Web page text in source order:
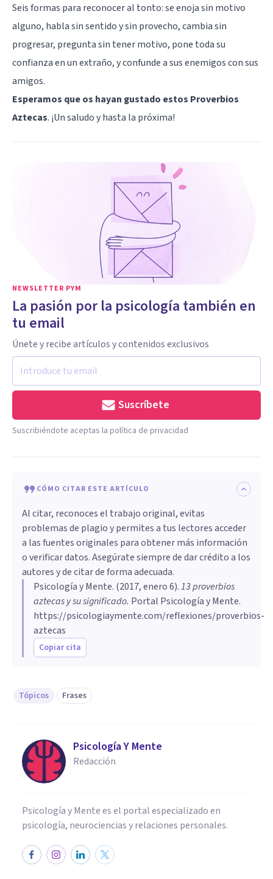
Seis formas para reconocer al tonto: se enoja sin motivo
alguno, habla sin sentido y sin provecho, cambia sin
progresar, pregunta sin tener motivo, pone toda su
confianza en un extraño, y confunde a sus enemigos con sus
amigos.
Esperamos que os hayan gustado estos Proverbios
Aztecas. ¡Un saludo y hasta la próxima!
NEWSLETTER PYM
La pasión por la psicología también en
tu email
Únete y recibe artículos y contenidos exclusivos
Suscríbete
Suscribiéndote aceptas la política de privacidad
CÓMO CITAR ESTE ARTÍCULO
Al citar, reconoces el trabajo original, evitas
problemas de plagio y permites a tus lectores acceder
a las fuentes originales para obtener más información
o verificar datos. Asegúrate siempre de dar crédito a los
autores y de citar de forma adecuada.
Psicología y Mente. (2017, enero 6).13 proverbios
aztecas y su significado. Portal Psicología y Mente.
https://psicologiaymente.com/reflexiones/proverbios-
aztecas
Copiar cita
Tópicos Frases
Psicología Y Mente
Redacción
Psicología y Mente es el portal especializado en
psicología, neurociencias y relaciones personales.